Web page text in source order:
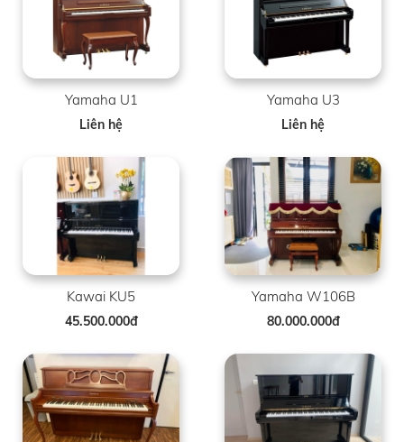
Yamaha U1
Liên hệ
Yamaha U3
Liên hệ
Kawai KU5
45.500.000đ
Yamaha W106B
80.000.000đ